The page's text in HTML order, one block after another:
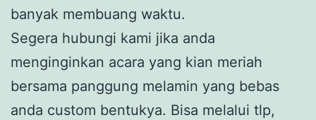
banyak membuang waktu.
Segera hubungi kami jika anda
menginginkan acara yang kian meriah
bersama panggung melamin yang bebas
anda custom bentukya. Bisa melalui tlp,